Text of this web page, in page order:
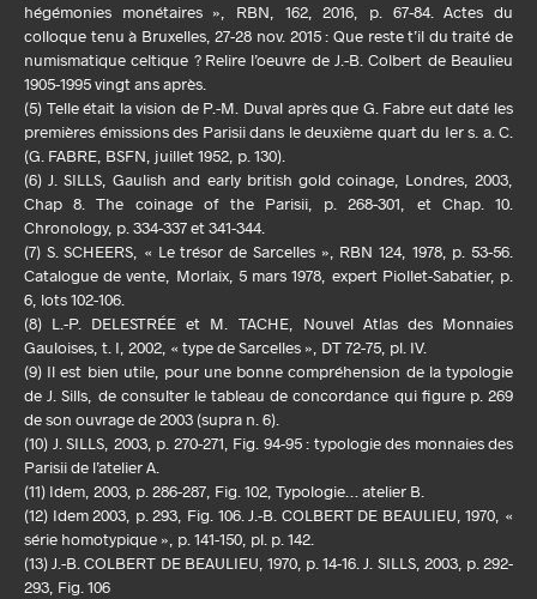
hégémonies monétaires », RBN, 162, 2016, p. 67-84. Actes du
colloque tenu à Bruxelles, 27-28 nov. 2015 : Que reste t’il du traité de
numismatique celtique ? Relire l’oeuvre de J.-B. Colbert de Beaulieu
1905-1995 vingt ans après.
(5) Telle était la vision de P.-M. Duval après que G. Fabre eut daté les
premières émissions des Parisii dans le deuxième quart du Ier s. a. C.
(G. FABRE, BSFN, juillet 1952, p. 130).
(6) J. SILLS, Gaulish and early british gold coinage, Londres, 2003,
Chap 8. The coinage of the Parisii, p. 268-301, et Chap. 10.
Chronology, p. 334-337 et 341-344.
(7) S. SCHEERS, « Le trésor de Sarcelles », RBN 124, 1978, p. 53-56.
Catalogue de vente, Morlaix, 5 mars 1978, expert Piollet-Sabatier, p.
6, lots 102-106.
(8) L.-P. DELESTRÉE et M. TACHE, Nouvel Atlas des Monnaies
Gauloises, t. I, 2002, « type de Sarcelles », DT 72-75, pl. IV.
(9) Il est bien utile, pour une bonne compréhension de la typologie
de J. Sills, de consulter le tableau de concordance qui figure p. 269
de son ouvrage de 2003 (supra n. 6).
(10) J. SILLS, 2003, p. 270-271, Fig. 94-95 : typologie des monnaies des
Parisii de l’atelier A.
(11) Idem, 2003, p. 286-287, Fig. 102, Typologie… atelier B.
(12) Idem 2003, p. 293, Fig. 106. J.-B. COLBERT DE BEAULIEU, 1970, «
série homotypique », p. 141-150, pl. p. 142.
(13) J.-B. COLBERT DE BEAULIEU, 1970, p. 14-16. J. SILLS, 2003, p. 292-
293, Fig. 106